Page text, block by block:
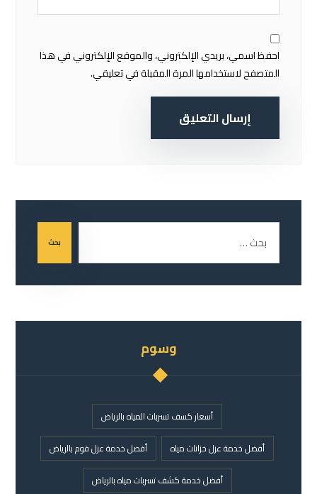
احفظ اسمي، بريدي الإلكتروني، والموقع الإلكتروني في هذا
المتصفح لاستخدامها المرة المقبلة في تعليقي.
إرسال التعليق
بحث
وسوم
أسعار كسف تسربات المياه بالرياض
أفضل خدمة عزل خزانات مياه
أفضل خدمة عزل فوم بالرياض
أفضل خدمة كشف تسربات مياه بالرياض